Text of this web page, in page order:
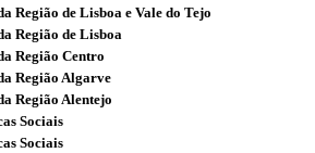
Região de Lisboa e Vale do Tejo
Região de Lisboa
Região Centro
Região Algarve
Região Alentejo
Sociais
Sociais